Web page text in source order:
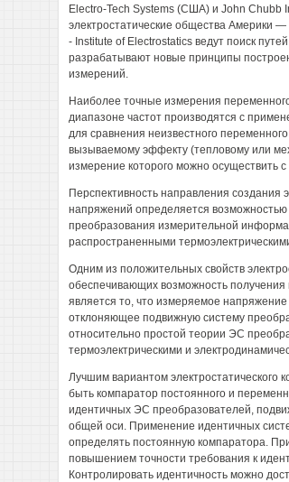
Electro-Tech Systems (США) и John Chubb
электростатические общества Америки
- Institute of Electrostatics ведут поиск
разрабатывают новые принципы
измерений.
Наиболее точные измерения
диапазоне частот производятся с
для сравнения неизвестного
вызываемому эффекту (тепловому или
измерение которого можно осуществить
Перспективность направления создания
напряжений определяется
преобразования измерительной
распространенными
Одним из положительных свойств
обеспечивающих возможность получения
является то, что измеряемое
отклоняющее подвижную систему
относительно простой теории ЭС
термоэлектрическими и
Лучшим вариантом
быть компаратор постоянного и
идентичных ЭС преобразователей,
общей оси. Применение идентичных
определять постоянную компаратора.
повышением точности требования к
Контролировать идентичность можно